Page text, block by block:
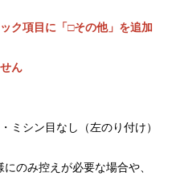
ク項目に「□その他」を追加
ん
ミシン目なし（左のり付け）
のみ控えが必要な場合や、